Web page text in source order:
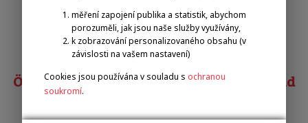
Pavel Zbožínek
zbozinek@emilova-sportovni.cz
+420 602 720 518
Österreichischer Behindertensportverband
Matias COSTA
měření zapojení publika a statistik, abychom
porozuměli, jak jsou naše služby využívány,
k zobrazování personalizovaného obsahu (v
závislosti na vašem nastavení)
Cookies jsou používána v souladu s ochranou
soukromí.